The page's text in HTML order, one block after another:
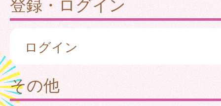
ログイン
その他